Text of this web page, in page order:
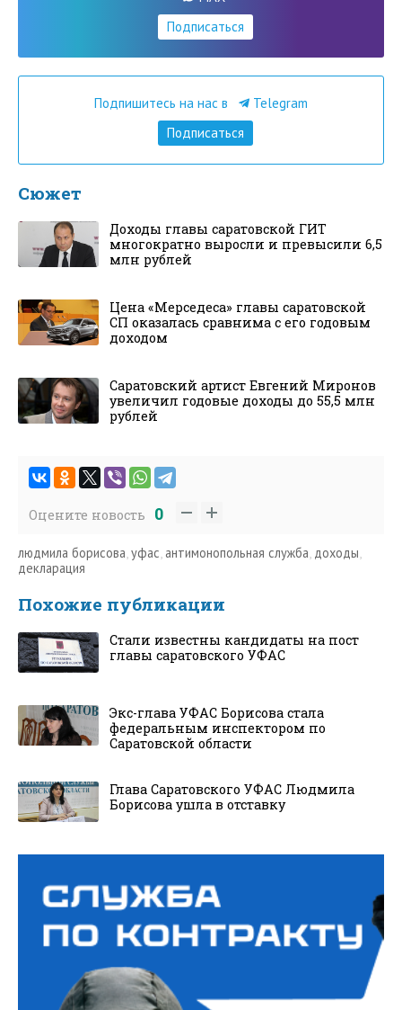
Подписаться
Подпишитесь на нас в
Telegram
Подписаться
Сюжет
Доходы главы саратовской ГИТ
многократно выросли и превысили 6,5
млн рублей
Цена «Мерседеса» главы саратовской
СП оказалась сравнима с его годовым
доходом
Саратовский артист Евгений Миронов
увеличил годовые доходы до 55,5 млн
рублей
Оцените новость 0
людмила борисова уфас антимонопольная служба доходы
декларация
Похожие публикации
Стали известны кандидаты на пост
главы саратовского УФАС
Экс-глава УФАС Борисова стала
федеральным инспектором по
Саратовской области
Глава Саратовского УФАС Людмила
Борисова ушла в отставку